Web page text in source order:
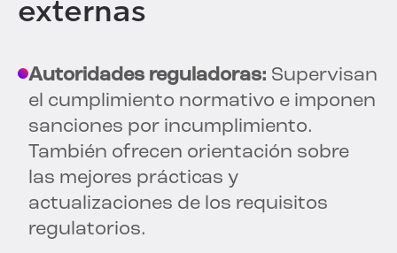
externas
Autoridades reguladoras: Supervisan
el cumplimiento normativo e imponen
sanciones por incumplimiento.
También ofrecen orientación sobre
las mejores prácticas y
actualizaciones de los requisitos
regulatorios.